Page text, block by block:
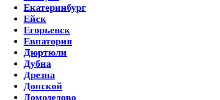
Екатеринбург
Ейск
Егорьевск
Евпатория
Дюртюли
Дубна
Дрезна
Донской
Домодедово